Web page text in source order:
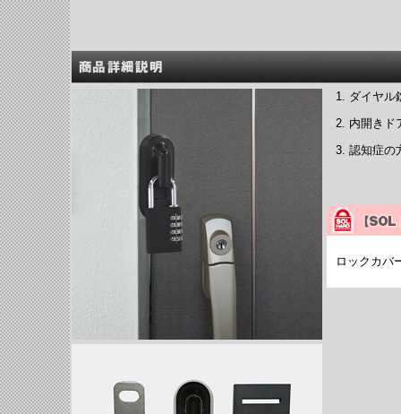
ダイヤル
内開きド
認知症の
ロックカバ